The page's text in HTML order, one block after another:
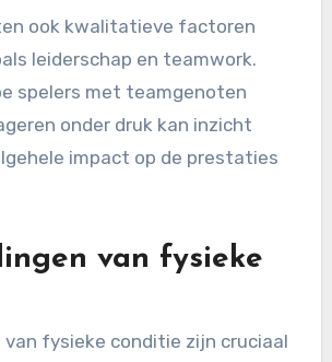
ook kwalitatieve factoren
leiderschap en teamwork.
spelers met teamgenoten
onder druk kan inzicht
impact op de prestaties
van fysieke
van fysieke conditie zijn cruciaal